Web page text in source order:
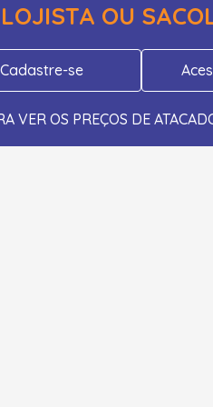
LOJISTA OU
Cadastre-se
VER OS PREÇOS DE